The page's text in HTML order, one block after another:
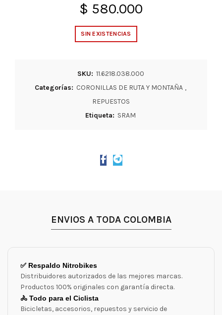
$ 580.000
SIN EXISTENCIAS
SKU: 11.6218.038.000
Categorías: CORONILLAS DE RUTA Y MONTAÑA ,
REPUESTOS
Etiqueta: SRAM
ENVIOS A TODA COLOMBIA
✅ Respaldo Nitrobikes
Distribuidores autorizados de las mejores marcas.
Productos 100% originales con garantía directa.
🚴 Todo para el Ciclista
Bicicletas, accesorios, repuestos y servicio de